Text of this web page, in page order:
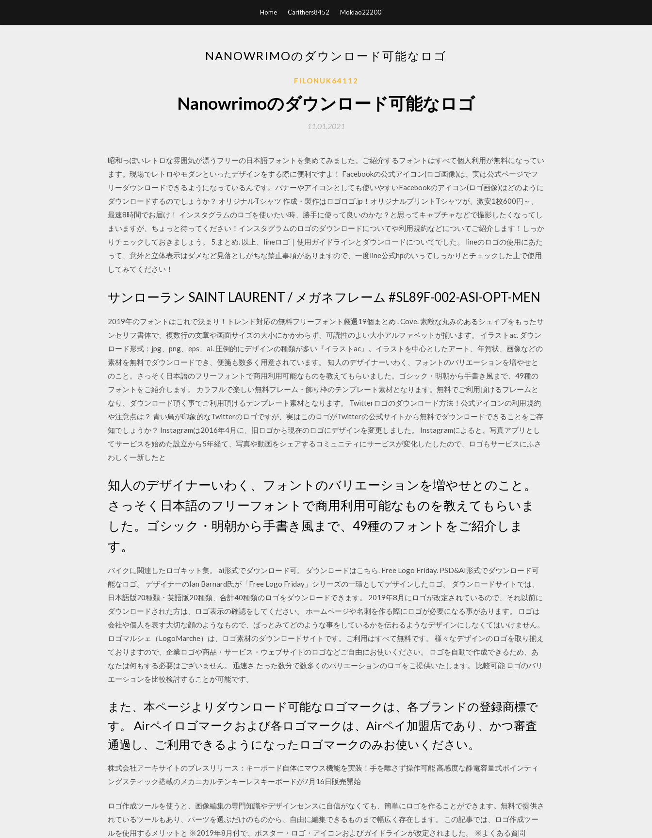
Home Carithers8452 Mokiao22200
NANOWRIMOのダウンロード可能なロゴ
FILONUK64112
Nanowrimoのダウンロード可能なロゴ
11.01.2021
昭和っぽいレトロな雰囲気が漂うフリーの日本語フォントを集めてみました。ご紹介するフォントはすべて個人利用が無料になってい
ます。現場でレトロやモダンといったデザインをする際に便利ですよ！ Facebookの公式アイコン(ロゴ画像)は、実は公式ページでフ
リーダウンロードできるようになっているんです。バナーやアイコンとしても使いやすいFacebookのアイコン(ロゴ画像)はどのように
ダウンロードするのでしょうか？ オリジナルTシャツ 作成・製作はロゴロゴ.jp！オリジナルプリントTシャツが、激安1枚600円～、
最速8時間でお届け！ インスタグラムのロゴを使いたい時、勝手に使って良いのかな？と思ってキャプチャなどで撮影したくなってし
まいますが、ちょっと待ってください！インスタグラムのロゴのダウンロードについてや利用規約などについてご紹介します！しっか
りチェックしておきましょう。 5.まとめ. 以上、lineロゴ｜使用ガイドラインとダウンロードについてでした。 lineのロゴの使用にあた
って、意外と立体表示はダメなど見落としがちな禁止事項がありますので、一度line公式hpのいってしっかりとチェックした上で使用
してみてください！
サンローラン SAINT LAURENT / メガネフレーム #SL89F-002-ASI-OPT-MEN
2019年のフォントはこれで決まり！トレンド対応の無料フリーフォント厳選19個まとめ . Cove. 素敵な丸みのあるシェイプをもったサ
ンセリフ書体で、複数行の文章や画面サイズの大小にかかわらず、可読性のよい大小アルファベットが揃います。 イラストac. ダウン
ロード形式：jpg、png、eps、ai. 圧倒的にデザインの種類が多い『イラストac』。イラストを中心としたアート、年賀状、画像などの
素材を無料でダウンロードでき、便箋も数多く用意されています。 知人のデザイナーいわく、フォントのバリエーションを増やせと
のこと。さっそく日本語のフリーフォントで商用利用可能なものを教えてもらいました。ゴシック・明朝から手書き風まで、49種の
フォントをご紹介します。 カラフルで楽しい無料フレーム・飾り枠のテンプレート素材となります。無料でご利用頂けるフレームと
なり、ダウンロード頂く事でご利用頂けるテンプレート素材となります。 Twitterロゴのダウンロード方法！公式アイコンの利用規約
や注意点は？ 青い鳥が印象的なTwitterのロゴですが、実はこのロゴがTwitterの公式サイトから無料でダウンロードできることをご存
知でしょうか？ Instagramは2016年4月に、旧ロゴから現在のロゴにデザインを変更しました。 Instagramによると、写真アプリとし
てサービスを始めた設立から5年経て、写真や動画をシェアするコミュニティにサービスが変化したしたので、ロゴもサービスにふさ
わしく一新したと
知人のデザイナーいわく、フォントのバリエーションを増やせとのこと。
さっそく日本語のフリーフォントで商用利用可能なものを教えてもらいま
した。ゴシック・明朝から手書き風まで、49種のフォントをご紹介しま
す。
バイクに関連したロゴキット集。 ai形式でダウンロード可。 ダウンロードはこちら. Free Logo Friday. PSD&AI形式でダウンロード可
能なロゴ。 デザイナーのIan Barnard氏が「Free Logo Friday」シリーズの一環としてデザインしたロゴ。 ダウンロードサイトでは、
日本語版20種類・英語版20種類、合計40種類のロゴをダウンロードできます。 2019年8月にロゴが改定されているので、それ以前に
ダウンロードされた方は、ロゴ表示の確認をしてください。 ホームページや名刺を作る際にロゴが必要になる事があります。 ロゴは
会社や個人を表す大切な顔のようなもので、ぱっとみてどのような事をしているかを伝わるようなデザインにしなくてはいけません。
ロゴマルシェ（LogoMarche）は、ロゴ素材のダウンロードサイトです。ご利用はすべて無料です。 様々なデザインのロゴを取り揃え
ておりますので、企業ロゴや商品・サービス・ウェブサイトのロゴなどご自由にお使いください。 ロゴを自動で作成できるため、あ
なたは何もする必要はございません。 迅速さ たった数分で数多くのバリエーションのロゴをご提供いたします。 比較可能 ロゴのバリ
エーションを比較検討することが可能です。
また、本ページよりダウンロード可能なロゴマークは、各ブランドの登録商標で
す。 Airペイロゴマークおよび各ロゴマークは、Airペイ加盟店であり、かつ審査
通過し、ご利用できるようになったロゴマークのみお使いください。
株式会社アーキサイトのプレスリリース：キーボード自体にマウス機能を実装！手を離さず操作可能 高感度な静電容量式ポインティ
ングスティック搭載のメカニカルテンキーレスキーボードが7月16日販売開始
ロゴ作成ツールを使うと、画像編集の専門知識やデザインセンスに自信がなくても、簡単にロゴを作ることができます。無料で提供さ
れているツールもあり、パーツを選ぶだけのものから、自由に編集できるものまで幅広く存在します。 この記事では、ロゴ作成ツー
ルを使用するメリットと ※2019年8月付で、ポスター・ロゴ・アイコンおよびガイドラインが改定されました。 ※よくある質問